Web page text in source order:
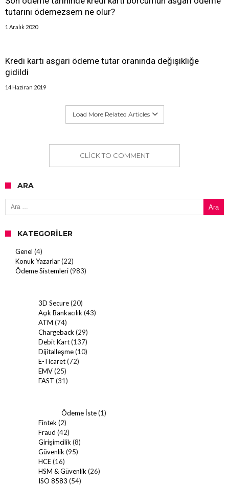
tutarını ödemezsem ne olur?
1 Aralık 2020
Kredi kartı asgari ödeme tutar oranında değişikliğe
gidildi
14 Haziran 2019
Load More Related Articles
CLICK TO COMMENT
ARA
Arama:
KATEGORILER
Genel (4)
Konuk Yazarlar(22)
Ödeme Sistemleri(983)
3D Secure(20)
Açık Bankacılık(43)
ATM (74)
Chargeback(29)
Debit Kart(137)
Dijitalleşme(10)
E-Ticaret(72)
EMV(25)
FAST (31)
Ödeme İste(1)
Fintek(2)
Fraud (42)
Girişimcilik(8)
Güvenlik(95)
HCE(16)
HSM & Güvenlik(26)
ISO 8583 (54)